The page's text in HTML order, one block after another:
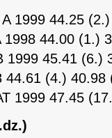
1999 44.25
1998 44.00 (1.)
1999 45.41 (6.)
44.61 (4.)
1999 47.45